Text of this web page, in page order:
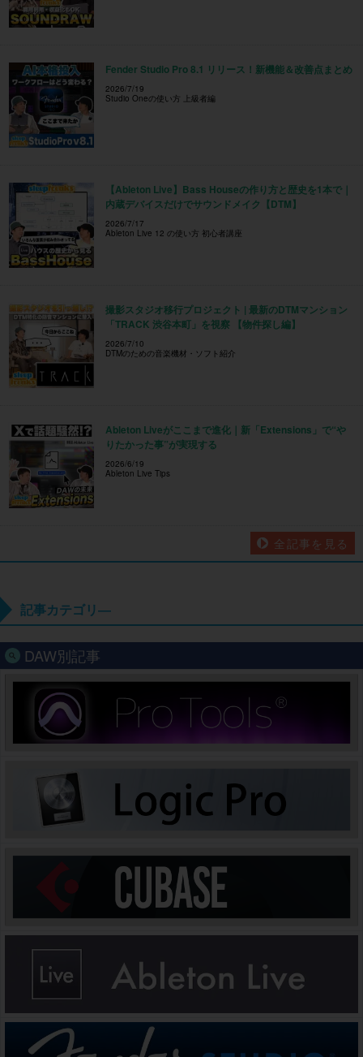
Fender Studio Pro 8.1 リリース！新機能＆改善点まとめ
2026/7/19
Studio Oneの使い方 上級者編
【Ableton Live】Bass Houseの作り方と歴史を1本で｜
内蔵デバイスだけでサウンドメイク【DTM】
2026/7/17
Ableton Live 12 の使い方 初心者講座
撮影スタジオ移行プロジェクト | 最新のDTMマンション
「TRACK 渋谷本町」を視察 【物件探し編】
2026/7/10
DTMのための音楽機材・ソフト紹介
Ableton Liveがここまで進化｜新「Extensions」で“や
りたかった事”が実現する
2026/6/19
Ableton Live Tips
全記事を見る
記事カテゴリ―
DAW別記事